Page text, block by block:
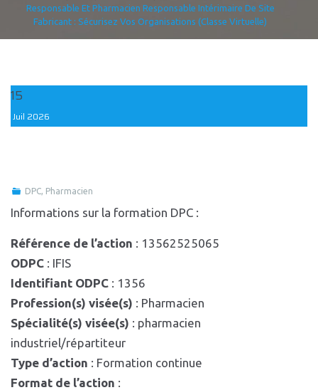
Responsable Et Pharmacien Responsable Intérimaire De Site
Fabricant : Sécurisez Vos Organisations (Classe Virtuelle)
15
Juil 2026
DPC, Pharmacien
Informations sur la formation DPC :
Référence de l’action : 13562525065
ODPC : IFIS
Identifiant ODPC : 1356
Profession(s) visée(s) : Pharmacien
Spécialité(s) visée(s) : pharmacien
industriel/répartiteur
Type d’action : Formation continue
Format de l’action :